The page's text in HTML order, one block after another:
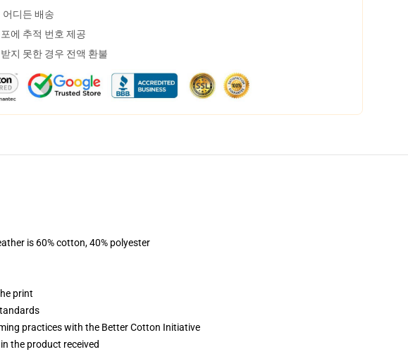
어디든 배송
에 추적 번호 제공
지 못한 경우 전액 환불
is 60% cotton, 40% polyester
print
practices with the Better Cotton Initiative
the product received